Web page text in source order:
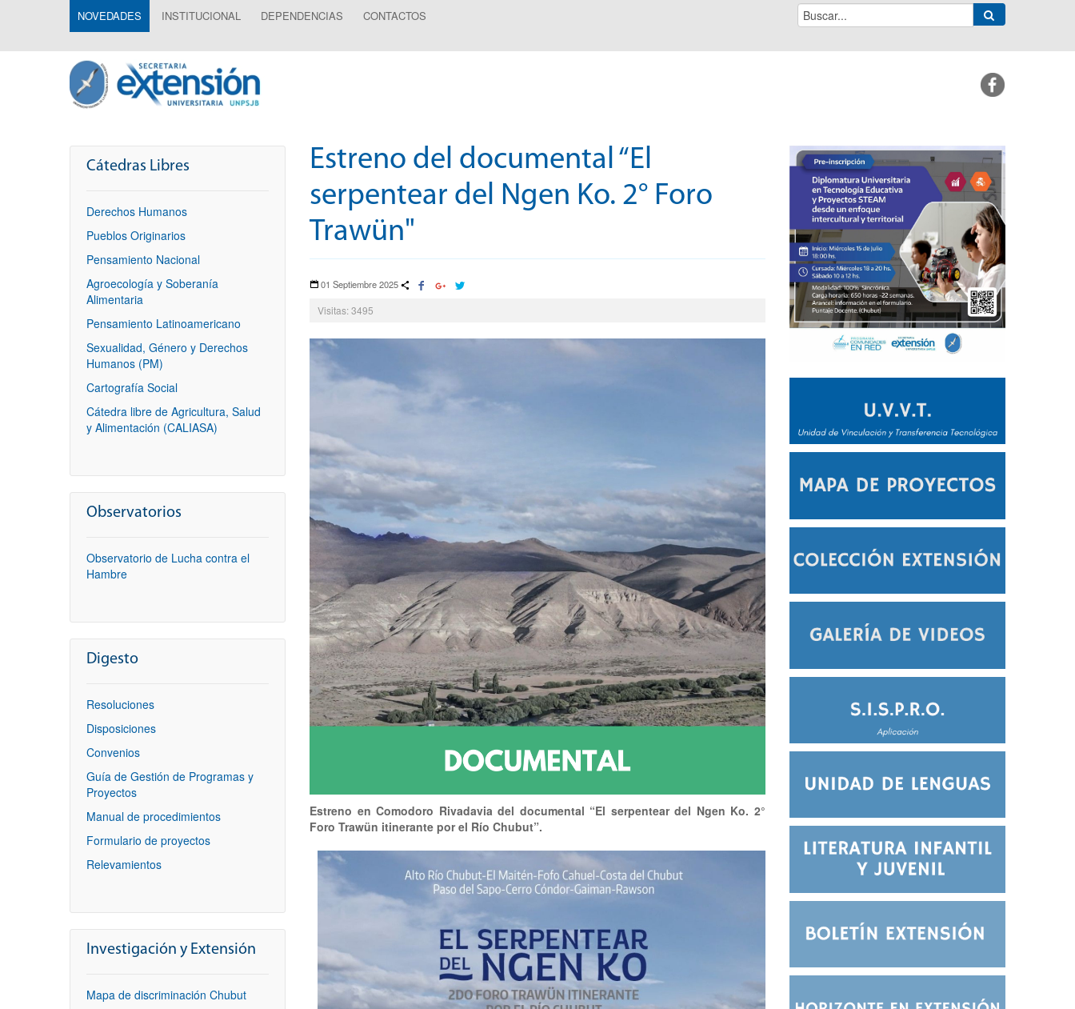
NOVEDADES INSTITUCIONAL DEPENDENCIAS CONTACTOS
Cátedras Libres
Derechos Humanos
Pueblos Originarios
Pensamiento Nacional
Agroecología y Soberanía
Alimentaria
Pensamiento Latinoamericano
Sexualidad, Género y Derechos
Humanos (PM)
Cartografía Social
Cátedra libre de Agricultura, Salud
y Alimentación (CALIASA)
Observatorios
Observatorio de Lucha contra el
Hambre
Digesto
Resoluciones
Disposiciones
Convenios
Guía de Gestión de Programas y
Proyectos
Manual de procedimientos
Formulario de proyectos
Relevamientos
Investigación y Extensión
Mapa de discriminación Chubut
Estreno del documental “El
serpentear del Ngen Ko. 2° Foro
Trawün"
01 Septiembre 2025
Visitas: 3495
Estreno en Comodoro Rivadavia del documental “El serpentear del Ngen Ko. 2°
Foro Trawün itinerante por el Río Chubut”.